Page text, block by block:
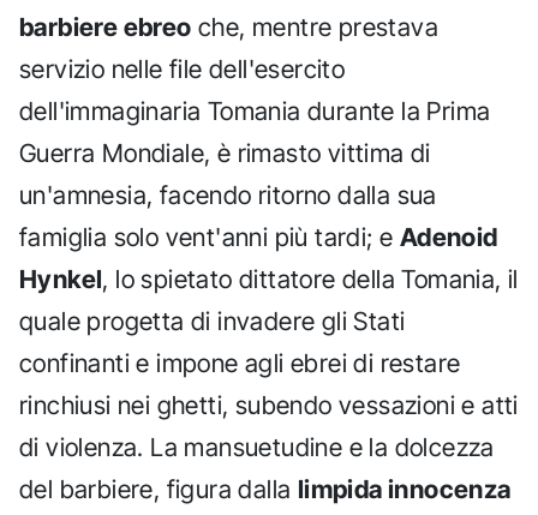
barbiere ebreo che, mentre prestava
servizio nelle file dell'esercito
dell'immaginaria Tomania durante la Prima
Guerra Mondiale, è rimasto vittima di
un'amnesia, facendo ritorno dalla sua
famiglia solo vent'anni più tardi; e Adenoid
Hynkel, lo spietato dittatore della Tomania, il
quale progetta di invadere gli Stati
confinanti e impone agli ebrei di restare
rinchiusi nei ghetti, subendo vessazioni e atti
di violenza. La mansuetudine e la dolcezza
del barbiere, figura dalla limpida innocenza